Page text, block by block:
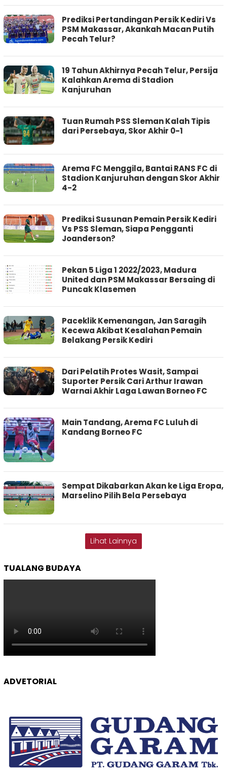
Prediksi Pertandingan Persik Kediri Vs
PSM Makassar, Akankah Macan Putih
Pecah Telur?
19 Tahun Akhirnya Pecah Telur, Persija
Kalahkan Arema di Stadion
Kanjuruhan
Tuan Rumah PSS Sleman Kalah Tipis
dari Persebaya, Skor Akhir 0-1
Arema FC Menggila, Bantai RANS FC di
Stadion Kanjuruhan dengan Skor Akhir
4-2
Prediksi Susunan Pemain Persik Kediri
Vs PSS Sleman, Siapa Pengganti
Joanderson?
Pekan 5 Liga 1 2022/2023, Madura
United dan PSM Makassar Bersaing di
Puncak Klasemen
Paceklik Kemenangan, Jan Saragih
Kecewa Akibat Kesalahan Pemain
Belakang Persik Kediri
Dari Pelatih Protes Wasit, Sampai
Suporter Persik Cari Arthur Irawan
Warnai Akhir Laga Lawan Borneo FC
Main Tandang, Arema FC Luluh di
Kandang Borneo FC
Sempat Dikabarkan Akan ke Liga Eropa,
Marselino Pilih Bela Persebaya
Lihat Lainnya
TUALANG BUDAYA
ADVETORIAL